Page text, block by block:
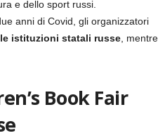
e dello sport russi.
anni di Covid, gli organizzatori
istituzioni statali russe, mentre
Book Fair